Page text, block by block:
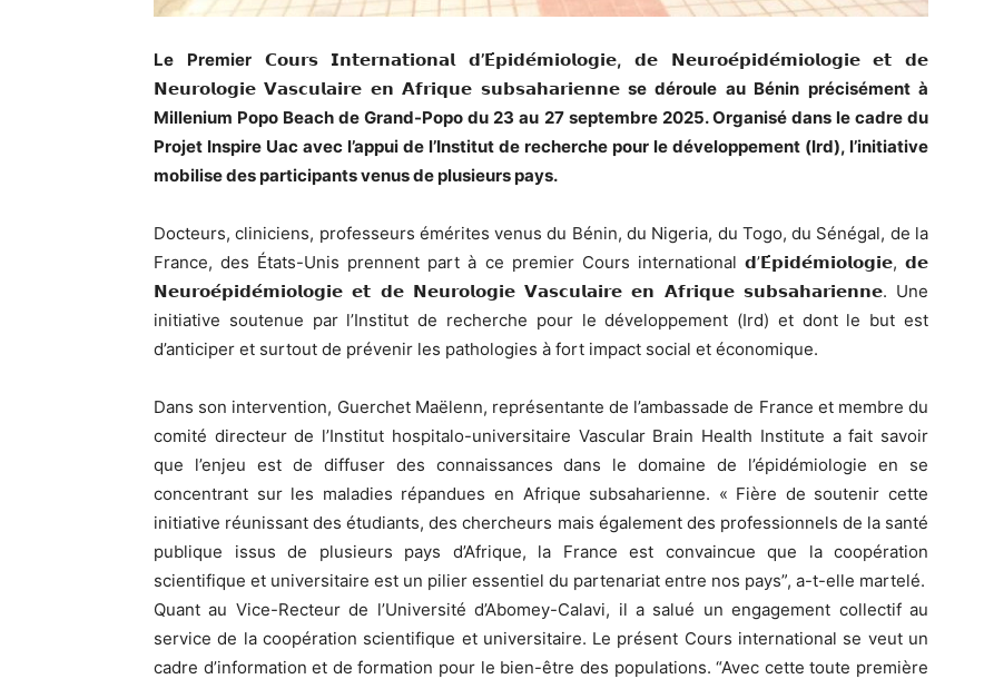
Le Premier 𝗖𝗼𝘂𝗿𝘀 𝗜𝗻𝘁𝗲𝗿𝗻𝗮𝘁𝗶𝗼𝗻𝗮𝗹 𝗱’𝗘́𝗽𝗶𝗱𝗲́𝗺𝗶𝗼𝗹𝗼𝗴𝗶𝗲, 𝗱𝗲 𝗡𝗲𝘂𝗿𝗼𝗲́𝗽𝗶𝗱𝗲́𝗺𝗶𝗼𝗹𝗼𝗴𝗶𝗲 𝗲𝘁 𝗱𝗲
𝗡𝗲𝘂𝗿𝗼𝗹𝗼𝗴𝗶𝗲 𝗩𝗮𝘀𝗰𝘂𝗹𝗮𝗶𝗿𝗲 𝗲𝗻 𝗔𝗳𝗿𝗶𝗾𝘂𝗲 𝘀𝘂𝗯𝘀𝗮𝗵𝗮𝗿𝗶𝗲𝗻𝗻𝗲 se déroule au Bénin précisément à
Millenium Popo Beach de Grand-Popo du 23 au 27 septembre 2025. Organisé dans le cadre du
Projet Inspire Uac avec l’appui de l’Institut de recherche pour le développement (Ird), l’initiative
mobilise des participants venus de plusieurs pays.
Docteurs, cliniciens, professeurs émérites venus du Bénin, du Nigeria, du Togo, du Sénégal, de la
France, des États-Unis prennent part à ce premier Cours international 𝗱’𝗘́𝗽𝗶𝗱𝗲́𝗺𝗶𝗼𝗹𝗼𝗴𝗶𝗲, 𝗱𝗲
𝗡𝗲𝘂𝗿𝗼𝗲́𝗽𝗶𝗱𝗲́𝗺𝗶𝗼𝗹𝗼𝗴𝗶𝗲 𝗲𝘁 𝗱𝗲 𝗡𝗲𝘂𝗿𝗼𝗹𝗼𝗴𝗶𝗲 𝗩𝗮𝘀𝗰𝘂𝗹𝗮𝗶𝗿𝗲 𝗲𝗻 𝗔𝗳𝗿𝗶𝗾𝘂𝗲 𝘀𝘂𝗯𝘀𝗮𝗵𝗮𝗿𝗶𝗲𝗻𝗻𝗲. Une
initiative soutenue par l’Institut de recherche pour le développement (Ird) et dont le but est
d’anticiper et surtout de prévenir les pathologies à fort impact social et économique.
Dans son intervention, Guerchet Maëlenn, représentante de l’ambassade de France et membre du
comité directeur de l’Institut hospitalo-universitaire Vascular Brain Health Institute a fait savoir
que l’enjeu est de diffuser des connaissances dans le domaine de l’épidémiologie en se
concentrant sur les maladies répandues en Afrique subsaharienne. « Fière de soutenir cette
initiative réunissant des étudiants, des chercheurs mais également des professionnels de la santé
publique issus de plusieurs pays d’Afrique, la France est convaincue que la coopération
scientifique et universitaire est un pilier essentiel du partenariat entre nos pays”, a-t-elle martelé.
Quant au Vice-Recteur de l’Université d’Abomey-Calavi, il a salué un engagement collectif au
service de la coopération scientifique et universitaire. Le présent Cours international se veut un
cadre d’information et de formation pour le bien-être des populations. “Avec cette toute première